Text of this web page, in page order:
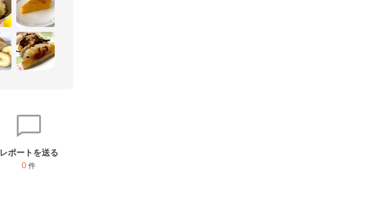
レポートを送る
0 件